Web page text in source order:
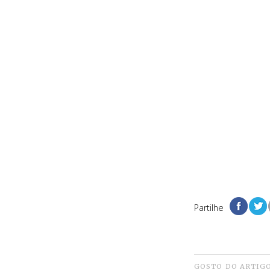
Partilhe
GOSTO DO